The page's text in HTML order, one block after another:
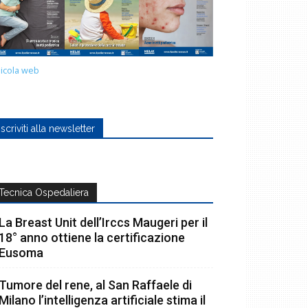
web
alla newsletter
Ospedaliera
Breast Unit dell’Irccs Maugeri per il
anno ottiene la certificazione
del rene, al San Raffaele di
l’intelligenza artificiale stima il